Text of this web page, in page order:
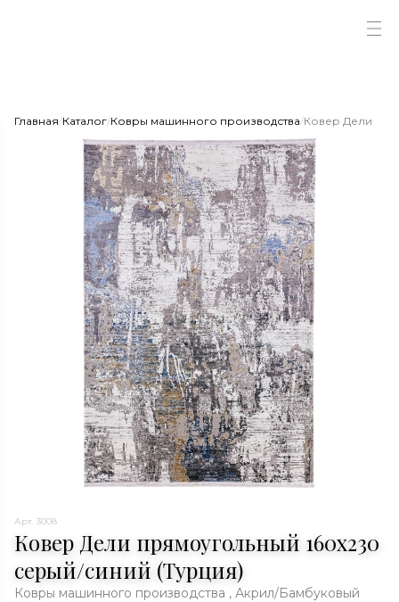
Главная/Каталог/Ковры машинного производства/Ковер Дели
Арт. 3008
Ковер Дели прямоугольный 160х230
серый/синий (Турция)
Ковры машинного производства , Акрил/Бамбуковый